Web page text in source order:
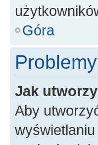
Góra
Jak
Aby